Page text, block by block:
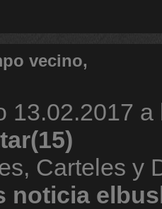
vecino,
13.02.2017 a
Carteles y
noticia